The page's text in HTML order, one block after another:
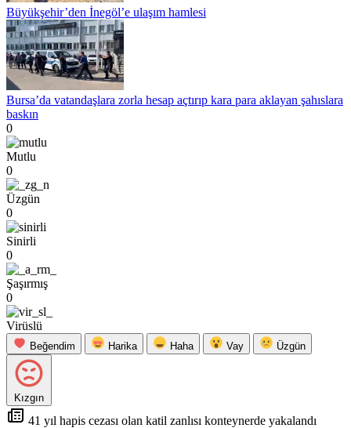
Büyükşehir’den İnegöl’e ulaşım hamlesi
Bursa’da vatandaşlara zorla hesap açtırıp kara para aklayan şahıslara
baskın
0
Mutlu
0
Üzgün
0
Sinirli
0
Şaşırmış
0
Virüslü
Beğendim Harika Haha Vay Üzgün
Kızgın
41 yıl hapis cezası olan katil zanlısı konteynerde yakalandı